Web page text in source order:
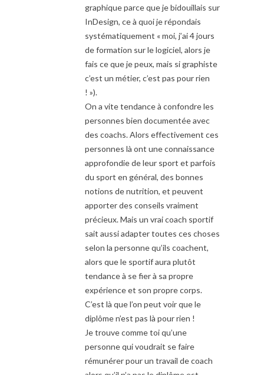
graphique parce que je bidouillais sur
InDesign, ce à quoi je répondais
systématiquement « moi, j’ai 4 jours
de formation sur le logiciel, alors je
fais ce que je peux, mais si graphiste
c’est un métier, c’est pas pour rien
! »).
On a vite tendance à confondre les
personnes bien documentée avec
des coachs. Alors effectivement ces
personnes là ont une connaissance
approfondie de leur sport et parfois
du sport en général, des bonnes
notions de nutrition, et peuvent
apporter des conseils vraiment
précieux. Mais un vrai coach sportif
sait aussi adapter toutes ces choses
selon la personne qu’ils coachent,
alors que le sportif aura plutôt
tendance à se fier à sa propre
expérience et son propre corps.
C’est là que l’on peut voir que le
diplôme n’est pas là pour rien !
Je trouve comme toi qu’une
personne qui voudrait se faire
rémunérer pour un travail de coach